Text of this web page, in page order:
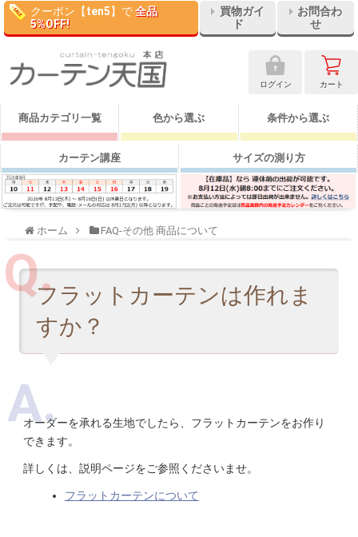
クーポン【ten5】で全品
5%OFF!
買物ガイ
ド
お問合わ
せ
ログイン カート
商品カテゴリ一覧 色から選ぶ 条件から選ぶ
カーテン講座 サイズの測り方
ホーム FAQ-その他 商品について
フラットカーテンは作れま
すか？
オーダーを承れる生地でしたら、フラットカーテンをお作り
できます。
詳しくは、説明ページをご参照くださいませ。
フラットカーテンについて